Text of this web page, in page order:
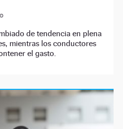
de tendencia en plena
mientras los conductores
el gasto.